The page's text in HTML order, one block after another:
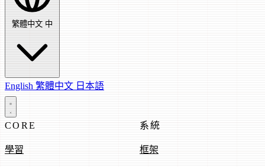
繁體中文 中
English 繁體中文 日本語
CORE
學習
系統
框架